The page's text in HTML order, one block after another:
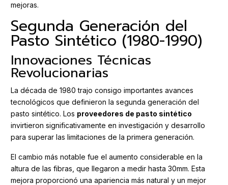
mejoras.
Segunda Generación del
Pasto Sintético (1980-1990)
Innovaciones Técnicas
Revolucionarias
La década de 1980 trajo consigo importantes avances
tecnológicos que definieron la segunda generación del
pasto sintético. Los proveedores de pasto sintético
invirtieron significativamente en investigación y desarrollo
para superar las limitaciones de la primera generación.
El cambio más notable fue el aumento considerable en la
altura de las fibras, que llegaron a medir hasta 30mm. Esta
mejora proporcionó una apariencia más natural y un mejor